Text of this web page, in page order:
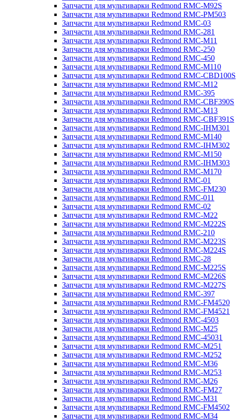
Запчасти для мультиварки Redmond RMC-M92S
Запчасти для мультиварки Redmond RMC-PM503
Запчасти для мультиварки Redmond RMC-03
Запчасти для мультиварки Redmond RMC-281
Запчасти для мультиварки Redmond RMC-M11
Запчасти для мультиварки Redmond RMC-250
Запчасти для мультиварки Redmond RMC-450
Запчасти для мультиварки Redmond RMC-M110
Запчасти для мультиварки Redmond RMC-CBD100S
Запчасти для мультиварки Redmond RMC-M12
Запчасти для мультиварки Redmond RMC-395
Запчасти для мультиварки Redmond RMC-CBF390S
Запчасти для мультиварки Redmond RMC-M13
Запчасти для мультиварки Redmond RMC-CBF391S
Запчасти для мультиварки Redmond RMC-IHM301
Запчасти для мультиварки Redmond RMC-M140
Запчасти для мультиварки Redmond RMC-IHM302
Запчасти для мультиварки Redmond RMC-M150
Запчасти для мультиварки Redmond RMC-IHM303
Запчасти для мультиварки Redmond RMC-M170
Запчасти для мультиварки Redmond RMC-01
Запчасти для мультиварки Redmond RMC-FM230
Запчасти для мультиварки Redmond RMC-011
Запчасти для мультиварки Redmond RMC-02
Запчасти для мультиварки Redmond RMC-M22
Запчасти для мультиварки Redmond RMC-M222S
Запчасти для мультиварки Redmond RMC-210
Запчасти для мультиварки Redmond RMC-M223S
Запчасти для мультиварки Redmond RMC-M224S
Запчасти для мультиварки Redmond RMC-28
Запчасти для мультиварки Redmond RMC-M225S
Запчасти для мультиварки Redmond RMC-M226S
Запчасти для мультиварки Redmond RMC-M227S
Запчасти для мультиварки Redmond RMC-397
Запчасти для мультиварки Redmond RMC-FM4520
Запчасти для мультиварки Redmond RMC-FM4521
Запчасти для мультиварки Redmond RMC-4503
Запчасти для мультиварки Redmond RMC-M25
Запчасти для мультиварки Redmond RMC-45031
Запчасти для мультиварки Redmond RMC-M251
Запчасти для мультиварки Redmond RMC-M252
Запчасти для мультиварки Redmond RMC-M36
Запчасти для мультиварки Redmond RMC-M253
Запчасти для мультиварки Redmond RMC-M26
Запчасти для мультиварки Redmond RMC-FM27
Запчасти для мультиварки Redmond RMC-M31
Запчасти для мультиварки Redmond RMC-FM4502
Запчасти для мультиварки Redmond RMC-M34